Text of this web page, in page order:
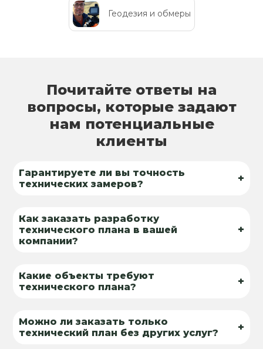
Геодезия и обмеры
Почитайте ответы на
вопросы, которые задают
нам потенциальные
клиенты
Гарантируете ли вы точность
технических замеров?
+
Как заказать разработку
технического плана в вашей
компании?
+
Какие объекты требуют
технического плана?
+
Можно ли заказать только
технический план без других услуг?
+